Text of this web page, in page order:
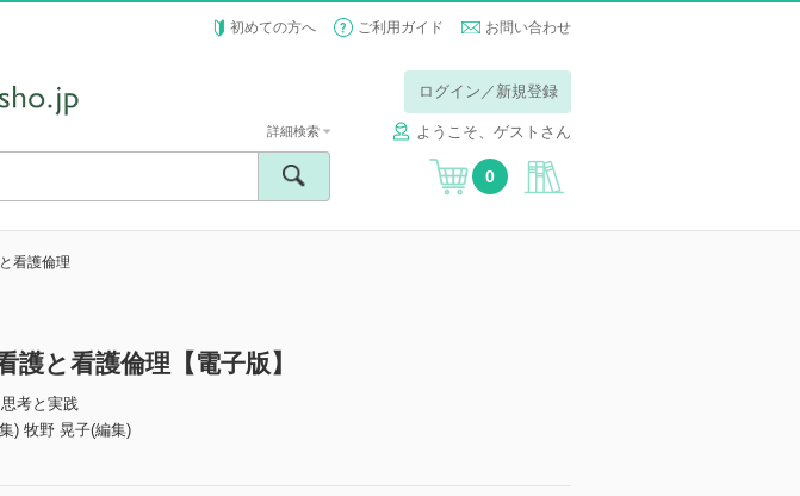
初めての方へ ご利用ガイド お問い合わせ
ログイン／新規登録
ようこそ、ゲストさん
詳細検索
0
看護倫理
と看護倫理【電子版】
考と実践
) 牧野 晃子(編集)